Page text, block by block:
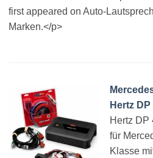
first appeared on Auto-
Marken.</p>
Hertz
Hertz DP
für
Klasse